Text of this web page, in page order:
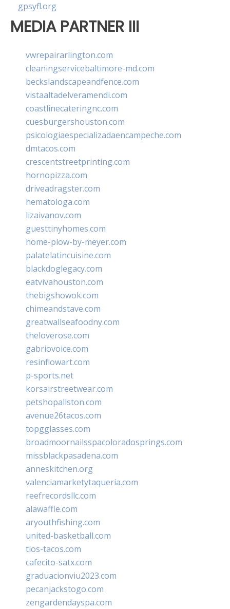
gpsyfl.org
MEDIA PARTNER III
vwrepairarlington.com
cleaningservicebaltimore-md.com
beckslandscapeandfence.com
vistaaltadelveramendi.com
coastlinecateringnc.com
cuesburgershouston.com
psicologiaespecializadaencampeche.com
dmtacos.com
crescentstreetprinting.com
hornopizza.com
driveadragster.com
hematologa.com
lizaivanov.com
guesttinyhomes.com
home-plow-by-meyer.com
palatelatincuisine.com
blackdoglegacy.com
eatvivahouston.com
thebigshowok.com
chimeandstave.com
greatwallseafoodny.com
theloverose.com
gabriovoice.com
resinflowart.com
p-sports.net
korsairstreetwear.com
petshopallston.com
avenue26tacos.com
topgglasses.com
broadmoornailsspacoloradosprings.com
missblackpasadena.com
anneskitchen.org
valenciamarketytaqueria.com
reefrecordsllc.com
alawaffle.com
aryouthfishing.com
united-basketball.com
tios-tacos.com
cafecito-satx.com
graduacionviu2023.com
pecanjackstogo.com
zengardendayspa.com